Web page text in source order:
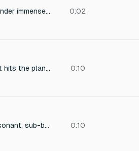
Massive cinematic impact, the earth cracking open under immense pressure, deep sub bass force, powerful low frequency boom, colossal weight, dark cinematic scale, ground splitting apart, overwhelming impact moment, rich low end resonance. Duration 2 seconds. No drums, no percussion, no risers, no whooshes, no drops, no glitches, no stutters, no speech. 0:02
**`nova_impact`** — The micro-nova endgame event hits the planet. A massive deep boom layered with shimmering high-frequency energy and a sustained sub-bass earth-rumble that decays slowly. Otherworldly and final. Outdoor open-sky acoustic. 0:10
Massive, subterranean tectonic shift with deeply resonant, sub-bass frequencies. A delayed atmospheric rupture creates a cavernous echo, punctuated by radiating shockwave pressure distortion. The sonic texture is heavily distorted, creating an otherworldly and destructive atmosphere. Perfect for a sci-fi film. 0:10